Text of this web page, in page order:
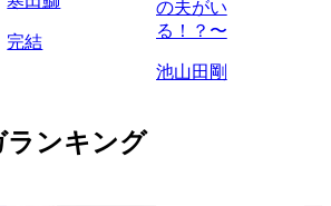
完結
の夫がい
る！？〜
池山田剛
ランキング